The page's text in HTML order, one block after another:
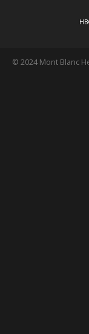
© 2024 Mont Blanc